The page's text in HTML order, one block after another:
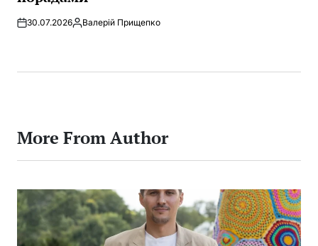
30.07.2026Posted
Валерій Прищепко
More From Author